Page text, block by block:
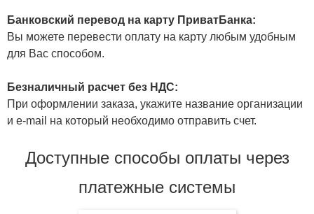
Банковский перевод на карту ПриватБанка:
Вы можете перевести оплату на карту любым удобным
для Вас способом.
Безналичный расчет без НДС:
При оформлении заказа, укажите название организации
и e-mail на который необходимо отправить счет.
Доступные способы оплаты через
платежные системы